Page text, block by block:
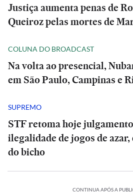
Justiça aumenta penas de
Queiroz pelas mortes de
COLUNA DO BROADCAST
Na volta ao presencial,
em São Paulo, Campinas e
SUPREMO
STF retoma hoje
ilegalidade de jogos de
do bicho
CONTINUA APÓS A